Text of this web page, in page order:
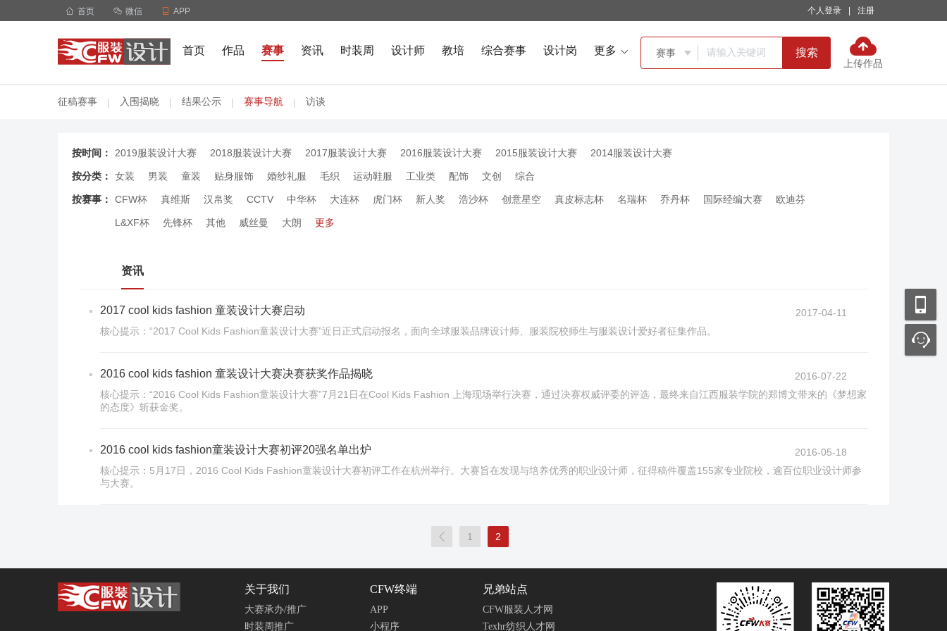
 首页  微信  APP 个人登录 注册
首页 作品 赛事 资讯 时装周 设计师 教培 综合赛事 设计岗 更多  赛事  搜索
上传作品
征稿赛事 | 入围揭晓 | 结果公示 | 赛事导航 | 访谈
按时间： 2019服装设计大赛 2018服装设计大赛 2017服装设计大赛 2016服装设计大赛 2015服装设计大赛 2014服装设计大赛
按分类： 女装 男装 童装 贴身服饰 婚纱礼服 毛织 运动鞋服 工业类 配饰 文创 综合
按赛事： CFW杯 真维斯 汉帛奖 CCTV 中华杯 大连杯 虎门杯 新人奖 浩沙杯 创意星空 真皮标志杯 名瑞杯 乔丹杯 国际经编大赛 欧迪芬
L&XF杯 先锋杯 其他 威丝曼 大朗 更多
资讯
2017 cool kids fashion 童装设计大赛启动
2017-04-11
核心提示：“2017 Cool Kids Fashion童装设计大赛”近日正式启动报名，面向全球服装品牌设计师、服装院校师生与服装设计爱好者征集作品。
2016 cool kids fashion 童装设计大赛决赛获奖作品揭晓
2016-07-22
核心提示：“2016 Cool Kids Fashion童装设计大赛”7月21日在Cool Kids Fashion 上海现场举行决赛，通过决赛权威评委的评选，最终来自江西服装学院的郑博文带来的《梦想家
的态度》斩获金奖。
2016 cool kids fashion童装设计大赛初评20强名单出炉
2016-05-18
核心提示：5月17日，2016 Cool Kids Fashion童装设计大赛初评工作在杭州举行。大赛旨在发现与培养优秀的职业设计师，征得稿件覆盖155家专业院校，逾百位职业设计师参
与大赛。
 1 2
关于我们
大赛承办/推广
时装周推广
CFW终端
APP
小程序
兄弟站点
CFW服装人才网
Texhr纺织人才网